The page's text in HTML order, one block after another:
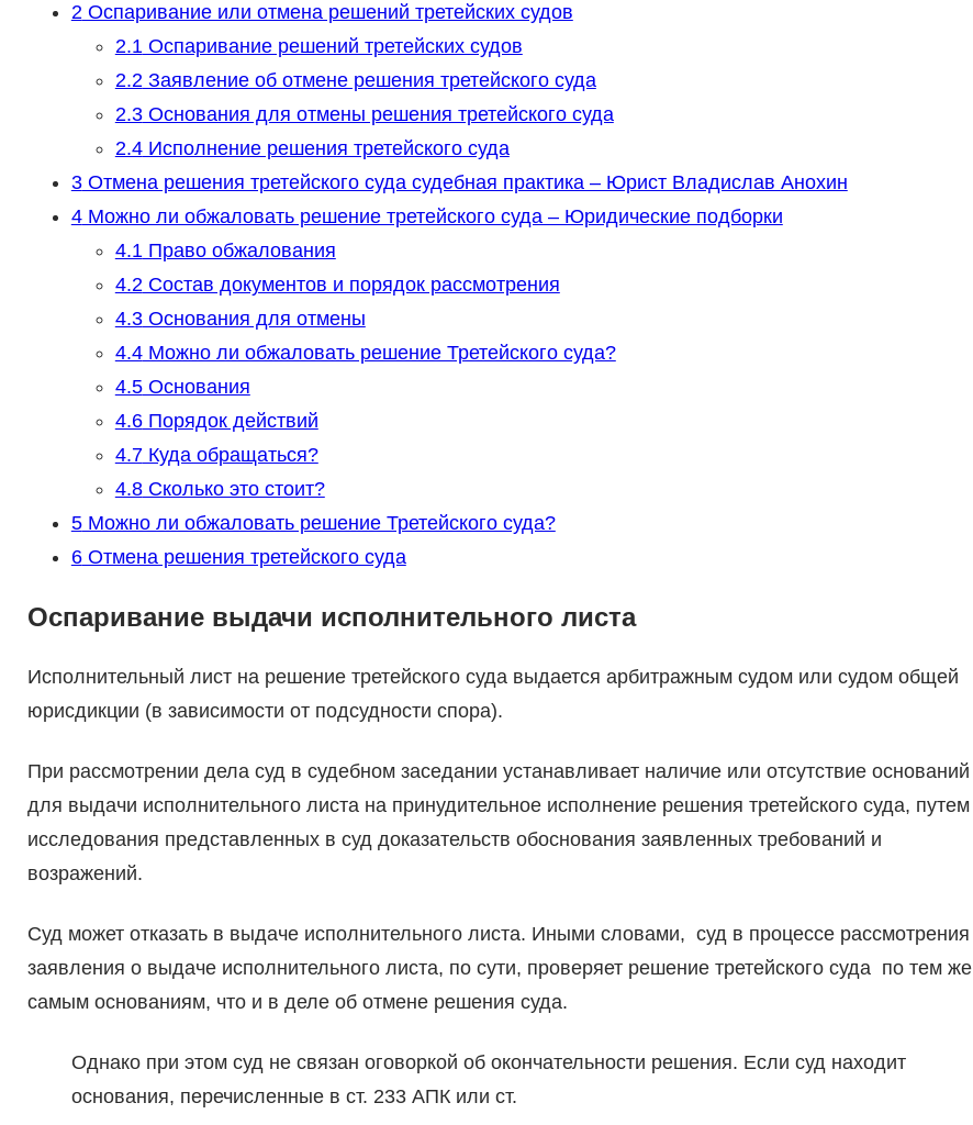
2Оспаривание или отмена решений третейских судов
2.1Оспаривание решений третейских судов
2.2Заявление об отмене решения третейского суда
2.3Основания для отмены решения третейского суда
2.4Исполнение решения третейского суда
3Отмена решения третейского суда судебная практика – Юрист Владислав Анохин
4Можно ли обжаловать решение третейского суда – Юридические подборки
4.1Право обжалования
4.2Состав документов и порядок рассмотрения
4.3Основания для отмены
4.4Можно ли обжаловать решение Третейского суда?
4.5Основания
4.6Порядок действий
4.7Куда обращаться?
4.8Сколько это стоит?
5Можно ли обжаловать решение Третейского суда?
6Отмена решения третейского суда
Оспаривание выдачи исполнительного листа
Исполнительный лист на решение третейского суда выдается арбитражным судом или судом общей
юрисдикции (в зависимости от подсудности спора).
При рассмотрении дела суд в судебном заседании устанавливает наличие или отсутствие оснований
для выдачи исполнительного листа на принудительное исполнение решения третейского суда, путем
исследования представленных в суд доказательств обоснования заявленных требований и
возражений.
Суд может отказать в выдаче исполнительного листа. Иными словами, суд в процессе рассмотрения
заявления о выдаче исполнительного листа, по сути, проверяет решение третейского суда по тем же
самым основаниям, что и в деле об отмене решения суда.
Однако при этом суд не связан оговоркой об окончательности решения. Если суд находит
основания, перечисленные в ст. 233 АПК или ст.